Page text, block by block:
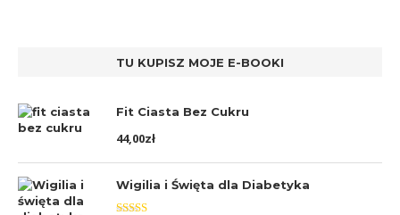
TU KUPISZ MOJE E-BOOKI
Fit Ciasta Bez Cukru
44,00zł
Wigilia i Święta dla Diabetyka